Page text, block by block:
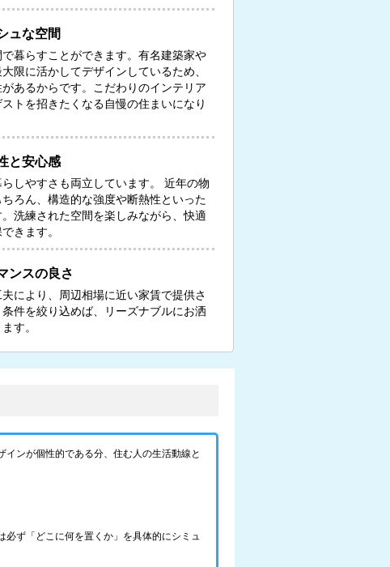
ュな空間
暮らすことができます。有名建築家や
限に活かしてデザインしているため、
あるからです。こだわりのインテリア
トを招きたくなる自慢の住まいになり
と安心感
しやすさも両立しています。 近年の物
ろん、構造的な強度や断熱性といった
洗練された空間を楽しみながら、快適
きます。
ンスの良さ
により、周辺相場に近い家賃で提供さ
件を絞り込めば、リーズナブルにお洒
す。
ンが個性的である分、住む人の生活動線と
ず「どこに何を置くか」を具体的にシミュ